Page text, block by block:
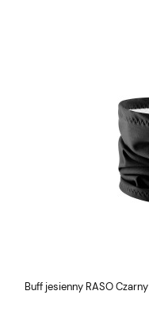
Buff jesienny RASO Czarny